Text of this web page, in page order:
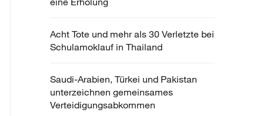
Acht Tote und mehr als 30 Verletzte bei
Schulamoklauf in Thailand
Saudi-Arabien, Türkei und Pakistan
unterzeichnen gemeinsames
Verteidigungsabkommen